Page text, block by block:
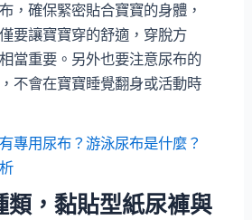
，確保緊密貼合寶寶的身體，
要讓寶寶穿的舒適，穿脫方
當重要。另外也要注意尿布的
不會在寶寶睡覺翻身或活動時
專用尿布？游泳尿布是什麼？
類，黏貼型紙尿褲與